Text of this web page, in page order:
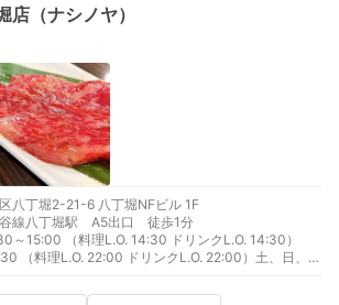
店（ナシノヤ）
八丁堀2-21-6 八丁堀NFビル 1F
谷線八丁堀駅 A5出口 徒歩1分
～15:00 （料理L.O. 14:30 ドリンクL.O. 14:30）
（料理L.O. 22:00 ドリンクL.O. 22:00）土、日、祝
15:00 （料理L.O. 14:30 ドリンクL.O. 14:30）17:00～
L.O. 21:00 ドリンクL.O. 21:00）